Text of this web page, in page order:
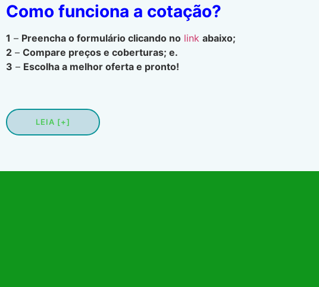
Como funciona a cotação?
1 – Preencha o formulário clicando no link abaixo;
2 – Compare preços e coberturas; e.
3 – Escolha a melhor oferta e pronto!
LEIA [+]